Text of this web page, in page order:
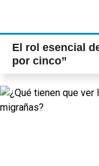
El rol esencial
por cinco”